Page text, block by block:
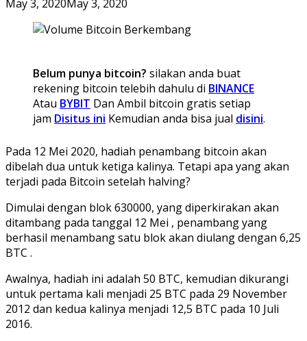
May 3, 2020May 3, 2020
Belum punya bitcoin? silakan anda buat
rekening bitcoin telebih dahulu di BINANCE
Atau BYBIT Dan Ambil bitcoin gratis setiap
jam Disitus ini Kemudian anda bisa jual disini.
Pada 12 Mei 2020, hadiah penambang bitcoin akan
dibelah dua untuk ketiga kalinya. Tetapi apa yang akan
terjadi pada Bitcoin setelah halving?
Dimulai dengan blok 630000, yang diperkirakan akan
ditambang pada tanggal 12 Mei , penambang yang
berhasil menambang satu blok akan diulang dengan 6,25
BTC .
Awalnya, hadiah ini adalah 50 BTC, kemudian dikurangi
untuk pertama kali menjadi 25 BTC pada 29 November
2012 dan kedua kalinya menjadi 12,5 BTC pada 10 Juli
2016.